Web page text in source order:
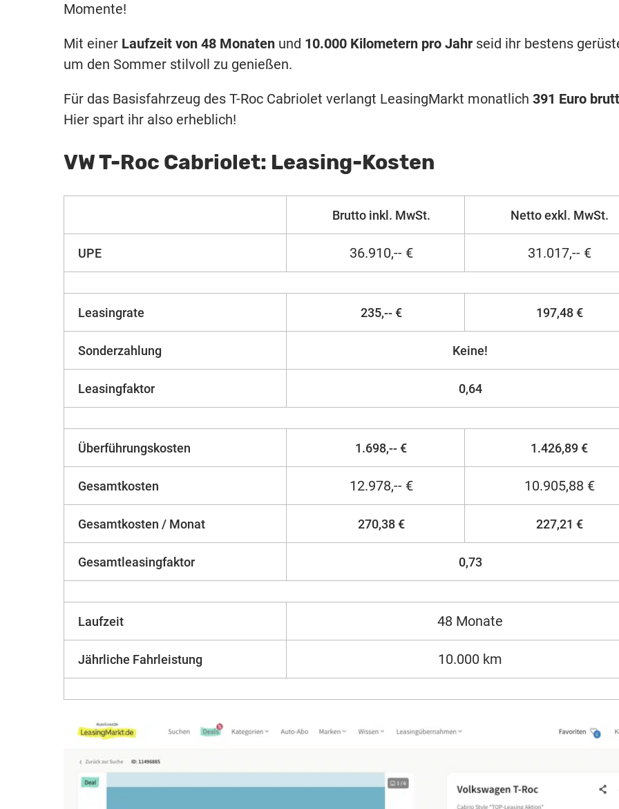
Momente!
Mit einer Laufzeit von 48 Monaten und 10.000 Kilometern pro Jahr seid ihr bestens
um den Sommer stilvoll zu genießen.
Für das Basisfahrzeug des T-Roc Cabriolet verlangt LeasingMarkt monatlich 391 Euro
Hier spart ihr also erheblich!
VW T-Roc Cabriolet: Leasing-Kosten
Brutto inkl. MwSt. Netto exkl. MwSt.
UPE 36.910,-- € 31.017,-- €
Leasingrate 235,-- € 197,48 €
Sonderzahlung Keine!
Leasingfaktor 0,64
Überführungskosten 1.698,-- € 1.426,89 €
Gesamtkosten 12.978,-- € 10.905,88 €
Gesamtkosten / Monat 270,38 € 227,21 €
Gesamtleasingfaktor 0,73
Laufzeit 48 Monate
Jährliche Fahrleistung 10.000 km